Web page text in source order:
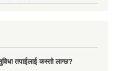
तपाईलाई कस्तो लाग्छ?